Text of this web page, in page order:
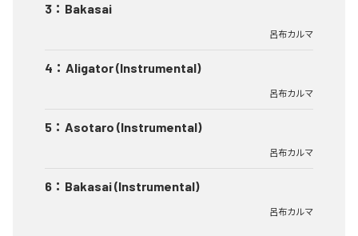
3 ： Bakasai
呂布カルマ
4 ： Aligator (Instrumental)
呂布カルマ
5 ： Asotaro (Instrumental)
呂布カルマ
6 ： Bakasai (Instrumental)
呂布カルマ